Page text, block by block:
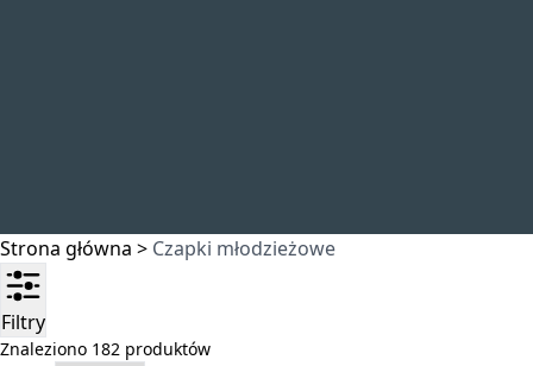
Strona główna > Czapki młodzieżowe
Filtry
Znaleziono 182 produktów